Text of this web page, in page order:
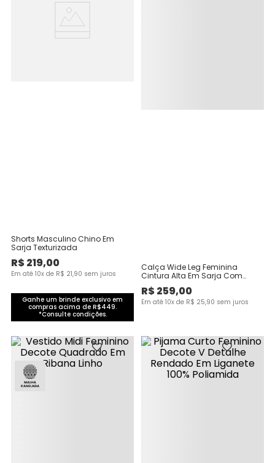
Shorts Masculino Chino Em
Sarja Texturizada
R$219,00
Em até 10x de R$ 21,90 sem juros
Ganhe um brinde exclusivo em
compras acima de R$449.
*Consulte condições.
Calça Wide Leg Feminina
Cintura Alta Em Sarja Com
Elastano
R$259,00
Em até 10x de R$ 25,90 sem juros